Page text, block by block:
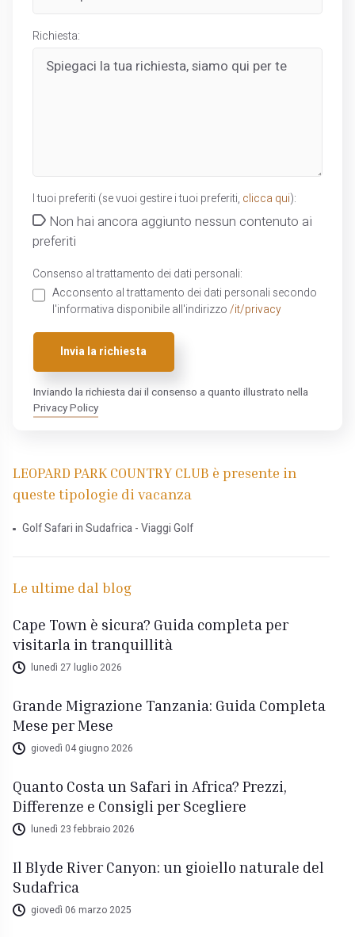
Richiesta:
I tuoi preferiti (se vuoi gestire i tuoi preferiti, clicca qui):
Non hai ancora aggiunto nessun contenuto ai
preferiti
Consenso al trattamento dei dati personali:
Acconsento al trattamento dei dati personali secondo
l'informativa disponibile all'indirizzo /it/privacy
Invia la richiesta
Inviando la richiesta dai il consenso a quanto illustrato nella
Privacy Policy
LEOPARD PARK COUNTRY CLUB è presente in
queste tipologie di vacanza
Golf Safari in Sudafrica - Viaggi Golf
Le ultime dal blog
Cape Town è sicura? Guida completa per
visitarla in tranquillità
lunedì 27 luglio 2026
Grande Migrazione Tanzania: Guida Completa
Mese per Mese
giovedì 04 giugno 2026
Quanto Costa un Safari in Africa? Prezzi,
Differenze e Consigli per Scegliere
lunedì 23 febbraio 2026
Il Blyde River Canyon: un gioiello naturale del
Sudafrica
giovedì 06 marzo 2025